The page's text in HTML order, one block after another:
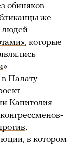
обиняков
же
людей
, которые
»
в Палату
Капитолия
,
в котором